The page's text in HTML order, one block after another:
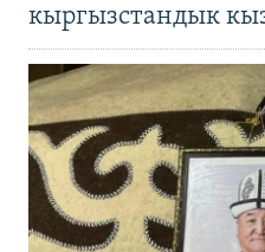
кыргызстандык